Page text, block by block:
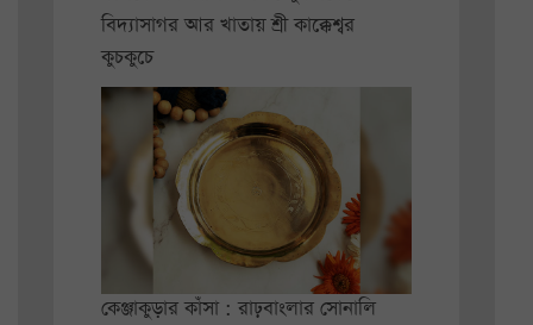
বিদ্যাসাগর আর খাতায় শ্রী কাক্কেশ্বর
কুচকুচে
কেঞ্জাকুড়ার কাঁসা : রাঢ়বাংলার সোনালি